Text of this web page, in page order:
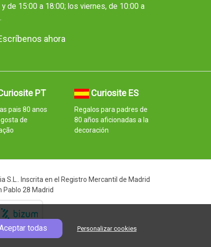
y de 15:00 a 18:00; los viernes, de 10:00 a
ahora
PT
pais 80 anos
de
Curiosite ES
Regalos para padres de
80 años aficionadas a la
decoración
Inscrita en el Registro Mercantil de Madrid
Pablo 28 Madrid
todas Personalizar cookies